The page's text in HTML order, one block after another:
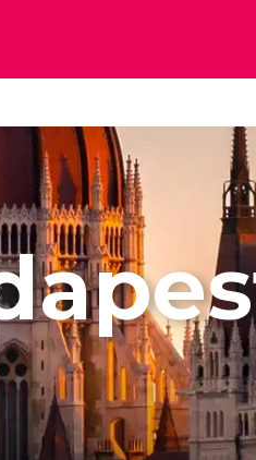
Itália
Reino
Reino
Turquia